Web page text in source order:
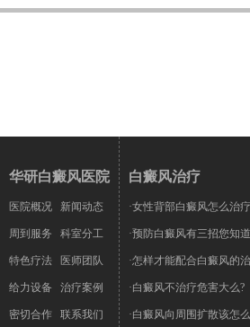
华研白癜风医院
医院概况 新闻动态
周到服务 科室分工
特色疗法 医师团队
给力设备 治疗案例
密切合作 联系我们
白癜风治疗
·女性背部白癜风怎么治疗
·预防白癜风有三招您知道
·怎样才能配合白癜风的治
·白癜风不治疗危害大么?
·白癜风向周围扩散该怎么